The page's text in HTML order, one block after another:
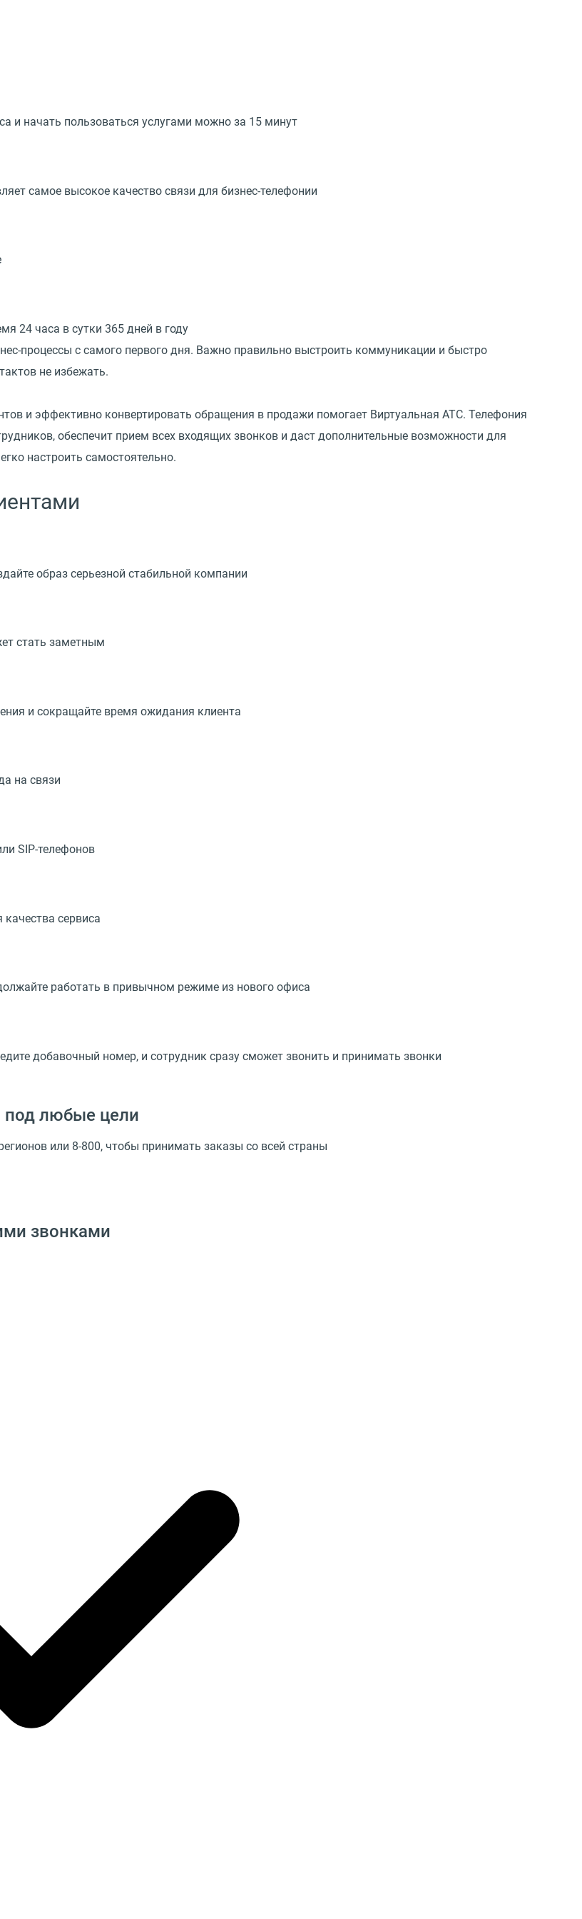
и начать пользоваться услугами можно за 15 минут
самое высокое качество связи для бизнес-телефонии
24 часа в сутки 365 дней в году
процессы с самого первого дня. Важно правильно выстроить коммуникации и быстро
не избежать.
и эффективно конвертировать обращения в продажи помогает Виртуальная АТС. Телефония
обеспечит прием всех входящих звонков и даст дополнительные возможности для
настроить самостоятельно.
образ серьезной стабильной компании
стать заметным
и сокращайте время ожидания клиента
на связи
SIP-телефонов
сервиса
работать в привычном режиме из нового офиса
добавочный номер, и сотрудник сразу сможет звонить и принимать звонки
под любые цели
или 8-800, чтобы принимать заказы со всей страны
звонками